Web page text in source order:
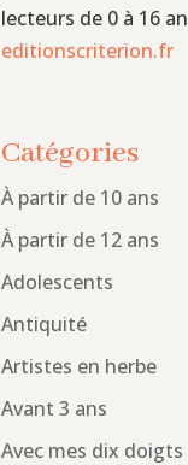
lecteurs de 0 à 16
editionscriterion.fr
Catégories
À partir de 10 ans
À partir de 12 ans
Adolescents
Antiquité
Artistes en herbe
Avant 3 ans
Avec mes dix doigts